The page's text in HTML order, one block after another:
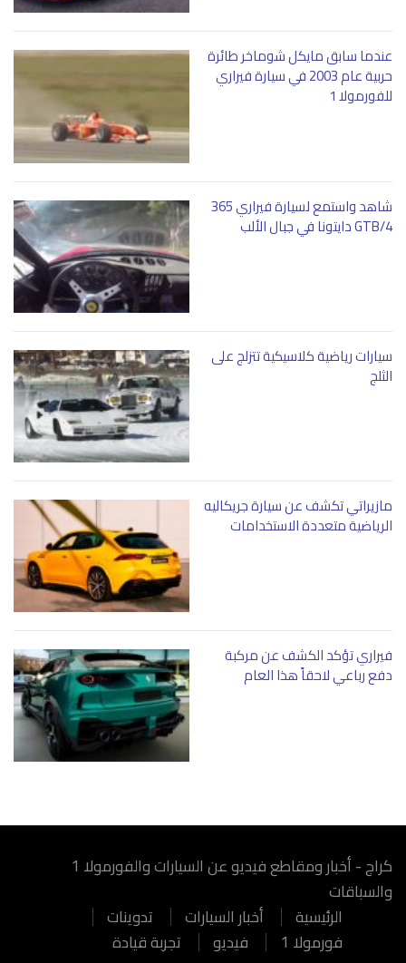
عندما سابق مايكل شوماخر طائرة
حربية عام 2003 في سيارة فيراري
للفورمولا 1
شاهد واستمع لسيارة فيراري 365
GTB/4 دايتونا في جبال الألب
سيارات رياضية كلاسيكية تتزلج على
الثلج
مازيراتي تكشف عن سيارة جريكاليه
الرياضية متعددة الاستخدامات
فيراري تؤكد الكشف عن مركبة
دفع رباعي لاحقاً هذا العام
كراج - أخبار ومقاطع فيديو عن السيارات والفورمولا 1
والسباقات
الرئيسية
أخبار السيارات
تدوينات
فورمولا 1
فيديو تجربة قيادة